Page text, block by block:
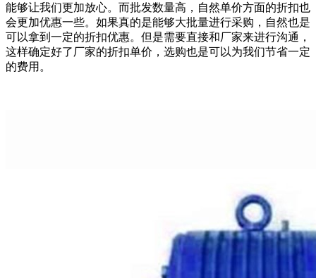
能够让我们更加放心。而批发数量高，自然单价方面的折扣也
会更加优惠一些。如果真的是能够大批量进行采购，自然也是
可以拿到一定的折扣优惠。但是需要直接和厂家来进行沟通，
这样确定好了厂家的折扣单价，选购也是可以为我们节省一定
的费用。